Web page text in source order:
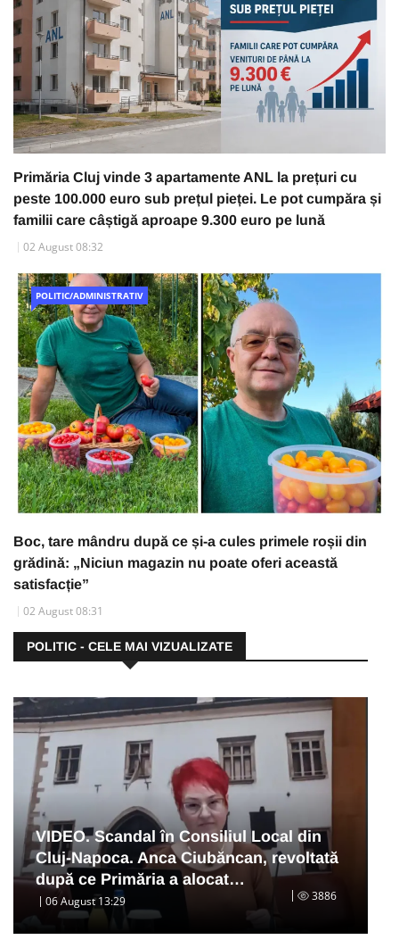
Primăria Cluj vinde 3 apartamente ANL la prețuri cu
peste 100.000 euro sub prețul pieței. Le pot cumpăra și
familii care câștigă aproape 9.300 euro pe lună
02 August 08:32
POLITIC/ADMINISTRATIV
Boc, tare mândru după ce și-a cules primele roșii din
grădină: „Niciun magazin nu poate oferi această
satisfacție”
02 August 08:31
POLITIC - CELE MAI VIZUALIZATE
VIDEO. Scandal în Consiliul Local din
Cluj-Napoca. Anca Ciubăncan, revoltată
după ce Primăria a alocat…
06 August 13:29 3886